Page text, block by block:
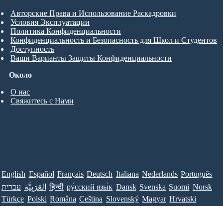
Около
О нас
Свяжитесь с Нами
Авторские Права и Использование Раскадровки
Условия Эксплуатации
Политика Конфиденциальности
Конфиденциальность и Безопасность для Школ и Студентов
Доступность
Ваши Варианты Защиты Конфиденциальности
English Español Français Deutsch Italiana Nederlands Português
עברית العَرَبِيَّة हिन्दी ру́сский язы́к Dansk Svenska Suomi Norsk
Türkçe Polski Româna Ceština Slovenský Magyar Hrvatski